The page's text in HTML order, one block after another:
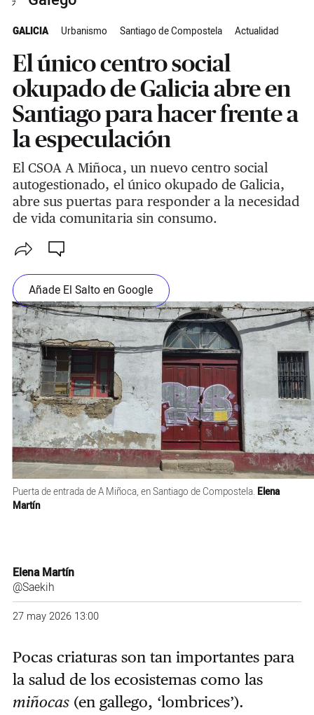
GALICIA Urbanismo Santiago de Compostela Actualidad
El único centro social
okupado de Galicia abre en
Santiago para hacer frente a
la especulación
El CSOA A Miñoca, un nuevo centro social
autogestionado, el único okupado de Galicia,
abre sus puertas para responder a la necesidad
de vida comunitaria sin consumo.
Añade El Salto en Google
Puerta de entrada de A Miñoca, en Santiago de Compostela. Elena
Martín
Elena Martín
@Saekih
27 may 2026 13:00
Pocas criaturas son tan importantes para
la salud de los ecosistemas como las
miñocas(en gallego, ‘lombrices’).